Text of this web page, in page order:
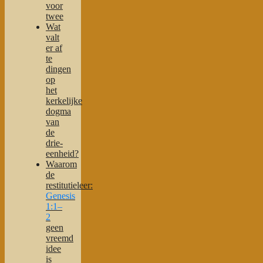
voor
twee
Wat
valt
er af
te
dingen
op
het
kerkelijke
dogma
van
de
drie-
eenheid?
Waarom
de
restitutieleer:
Genesis
1:1–
2
geen
vreemd
idee
is